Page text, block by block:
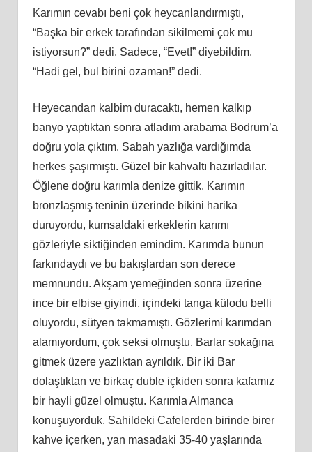
Karımın cevabı beni çok heycanlandırmıştı,
“Başka bir erkek tarafından sikilmemi çok mu
istiyorsun?” dedi. Sadece, “Evet!” diyebildim.
“Hadi gel, bul birini ozaman!” dedi.
Heyecandan kalbim duracaktı, hemen kalkıp
banyo yaptıktan sonra atladım arabama Bodrum’a
doğru yola çıktım. Sabah yazlığa vardığımda
herkes şaşırmıştı. Güzel bir kahvaltı hazırladılar.
Öğlene doğru karımla denize gittik. Karımın
bronzlaşmış teninin üzerinde bikini harika
duruyordu, kumsaldaki erkeklerin karımı
gözleriyle siktiğinden emindim. Karımda bunun
farkındaydı ve bu bakışlardan son derece
memnundu. Akşam yemeğinden sonra üzerine
ince bir elbise giyindi, içindeki tanga külodu belli
oluyordu, sütyen takmamıştı. Gözlerimi karımdan
alamıyordum, çok seksi olmuştu. Barlar sokağına
gitmek üzere yazlıktan ayrıldık. Bir iki Bar
dolaştıktan ve birkaç duble içkiden sonra kafamız
bir hayli güzel olmuştu. Karımla Almanca
konuşuyorduk. Sahildeki Cafelerden birinde birer
kahve içerken, yan masadaki 35-40 yaşlarında